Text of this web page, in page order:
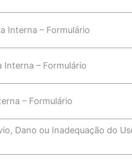
Interna – Formulário
Interna – Formulário
– Formulário
Dano ou Inadequação do